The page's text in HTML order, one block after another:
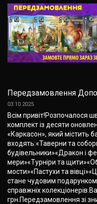
Передзамовлення
03.10.2025
Всім привіт!Розпочалося
комплект із десяти
«Каркасон», який містить
входять:«Таверни та
будівельники»«Дракон і
мери»«Турніри та
мости»«Пастухи та
стане чудовим
справжніх
грн.Передзамовлення зі